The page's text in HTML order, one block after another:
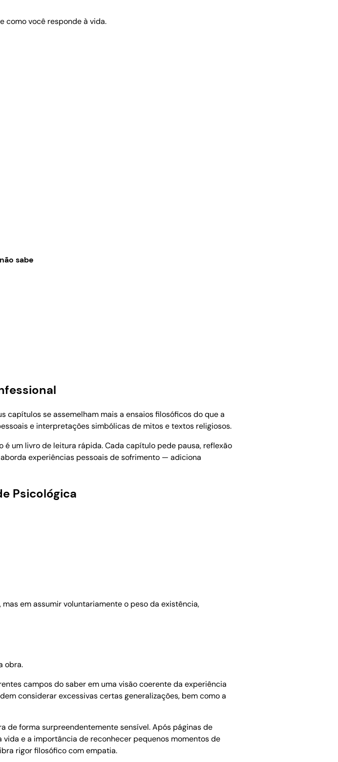
como você responde à vida.
sabe
capítulos se assemelham mais a ensaios filosóficos do que a
e interpretações simbólicas de mitos e textos religiosos.
um livro de leitura rápida. Cada capítulo pede pausa, reflexão
experiências pessoais de sofrimento — adiciona
Psicológica
em assumir voluntariamente o peso da existência,
obra.
campos do saber em uma visão coerente da experiência
considerar excessivas certas generalizações, bem como a
de forma surpreendentemente sensível. Após páginas de
e a importância de reconhecer pequenos momentos de
rigor filosófico com empatia.